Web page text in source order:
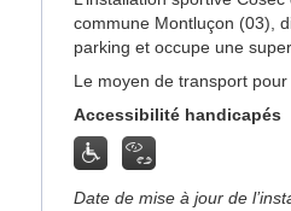
commune Montluçon (03),
parking et occupe une
Le moyen de transport
Accessibilité handicapés
Date de mise à jour de